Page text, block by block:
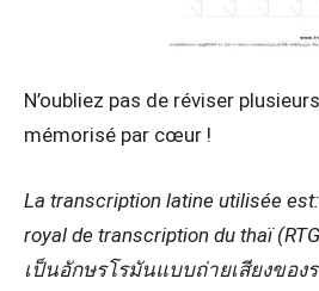
N’oubliez pas de réviser
mémorisé par cœur !
La transcription latine utilisée
royal de transcription du thaï
เป็นอักษรโรมันแบบถ่ายเสียงขอ